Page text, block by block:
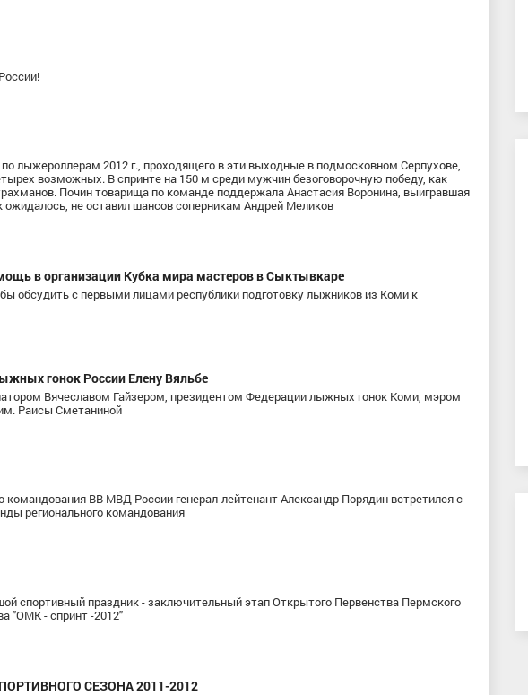
лыжероллерам 2012 г., проходящего в эти выходные в подмосковном Серпухове,
возможных. В спринте на 150 м среди мужчин безоговорочную победу, как
Почин товарища по команде поддержала Анастасия Воронина, выигравшая
не оставил шансов соперникам Андрей Меликов
в организации Кубка мира мастеров в Сыктывкаре
обсудить с первыми лицами республики подготовку лыжников из Коми к
гонок России Елену Вяльбе
Вячеславом Гайзером, президентом Федерации лыжных гонок Коми, мэром
Раисы Сметаниной
ВВ МВД России генерал-лейтенант Александр Порядин встретился с
регионального командования
спортивный праздник - заключительный этап Открытого Первенства Пермского
"ОМК - спринт -2012"
СЕЗОНА 2011-2012